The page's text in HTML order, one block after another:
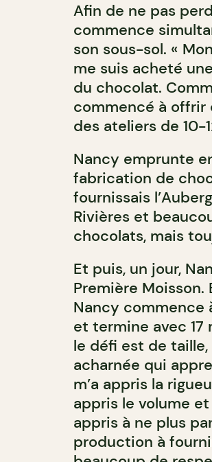
Afin de ne pas
commence
son sous-sol. «
me suis acheté
du chocolat.
commencé à offrir
des ateliers de 10-
Nancy emprunte
fabrication de
fournissais
Rivières et
chocolats, mais
Et puis, un jour,
Première
Nancy commence
et termine avec 17
le défi est de
acharnée qui
m’a appris la
appris le volume
appris à ne plus
production à